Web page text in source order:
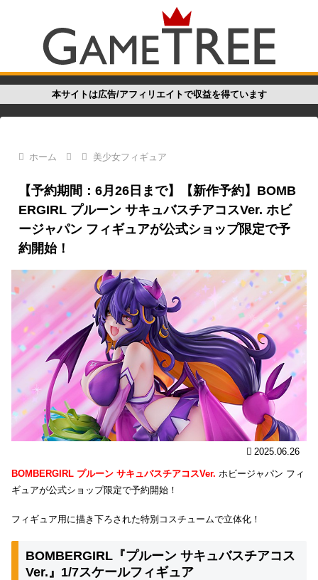
本サイトは広告/アフィリエイトで収益を得ています
ホーム 美少女フィギュア
【予約期間：6月26日まで】【新作予約】BOMB
ERGIRL プルーン サキュバスチアコスVer. ホビ
ージャパン フィギュアが公式ショップ限定で予
約開始！
2025.06.26
BOMBERGIRL プルーン サキュバスチアコスVer. ホビージャパン フィ
ギュアが公式ショップ限定で予約開始！
フィギュア用に描き下ろされた特別コスチュームで立体化！
BOMBERGIRL『プルーン サキュバスチアコス
Ver.』1/7スケールフィギュア